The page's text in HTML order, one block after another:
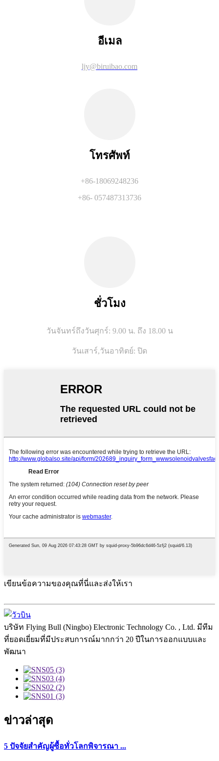
อีเมล
ljy@biruibao.com
โทรศัพท์
+86-18069248236
+86- 057487313736
ชั่วโมง
วันจันทร์ถึงวันศุกร์: 9.00 น. ถึง 18.00 น
วันเสาร์,วันอาทิตย์: ปิด
เขียนข้อความของคุณที่นี่และส่งให้เรา
บริษัท Flying Bull (Ningbo) Electronic Technology Co. , Ltd. มีทีม
ที่ยอดเยี่ยมที่มีประสบการณ์มากกว่า 20 ปีในการออกแบบและ
พัฒนา
ข่าวล่าสุด
5 ปัจจัยสำคัญผู้ซื้อทั่วโลกพิจารณา ...